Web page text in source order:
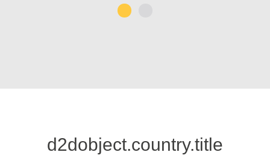
d2dobject.country.title